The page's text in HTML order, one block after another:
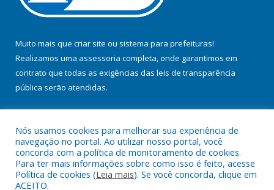
Muito mais que criar site ou sistema para prefeituras!
Realizamos uma assessoria completa, onde garantimos em
contrato que todas as exigências das leis de transparência
pública serão atendidas.
Todos os direitos reservados a Prefeitura Municipal de Jacundá.
Nós usamos cookies para melhorar sua experiência de
navegação no portal. Ao utilizar nosso portal, você
concorda com a política de monitoramento de cookies.
Para ter mais informações sobre como isso é feito, acesse
Política de cookies (Leia mais). Se você concorda, clique em
ACEITO.